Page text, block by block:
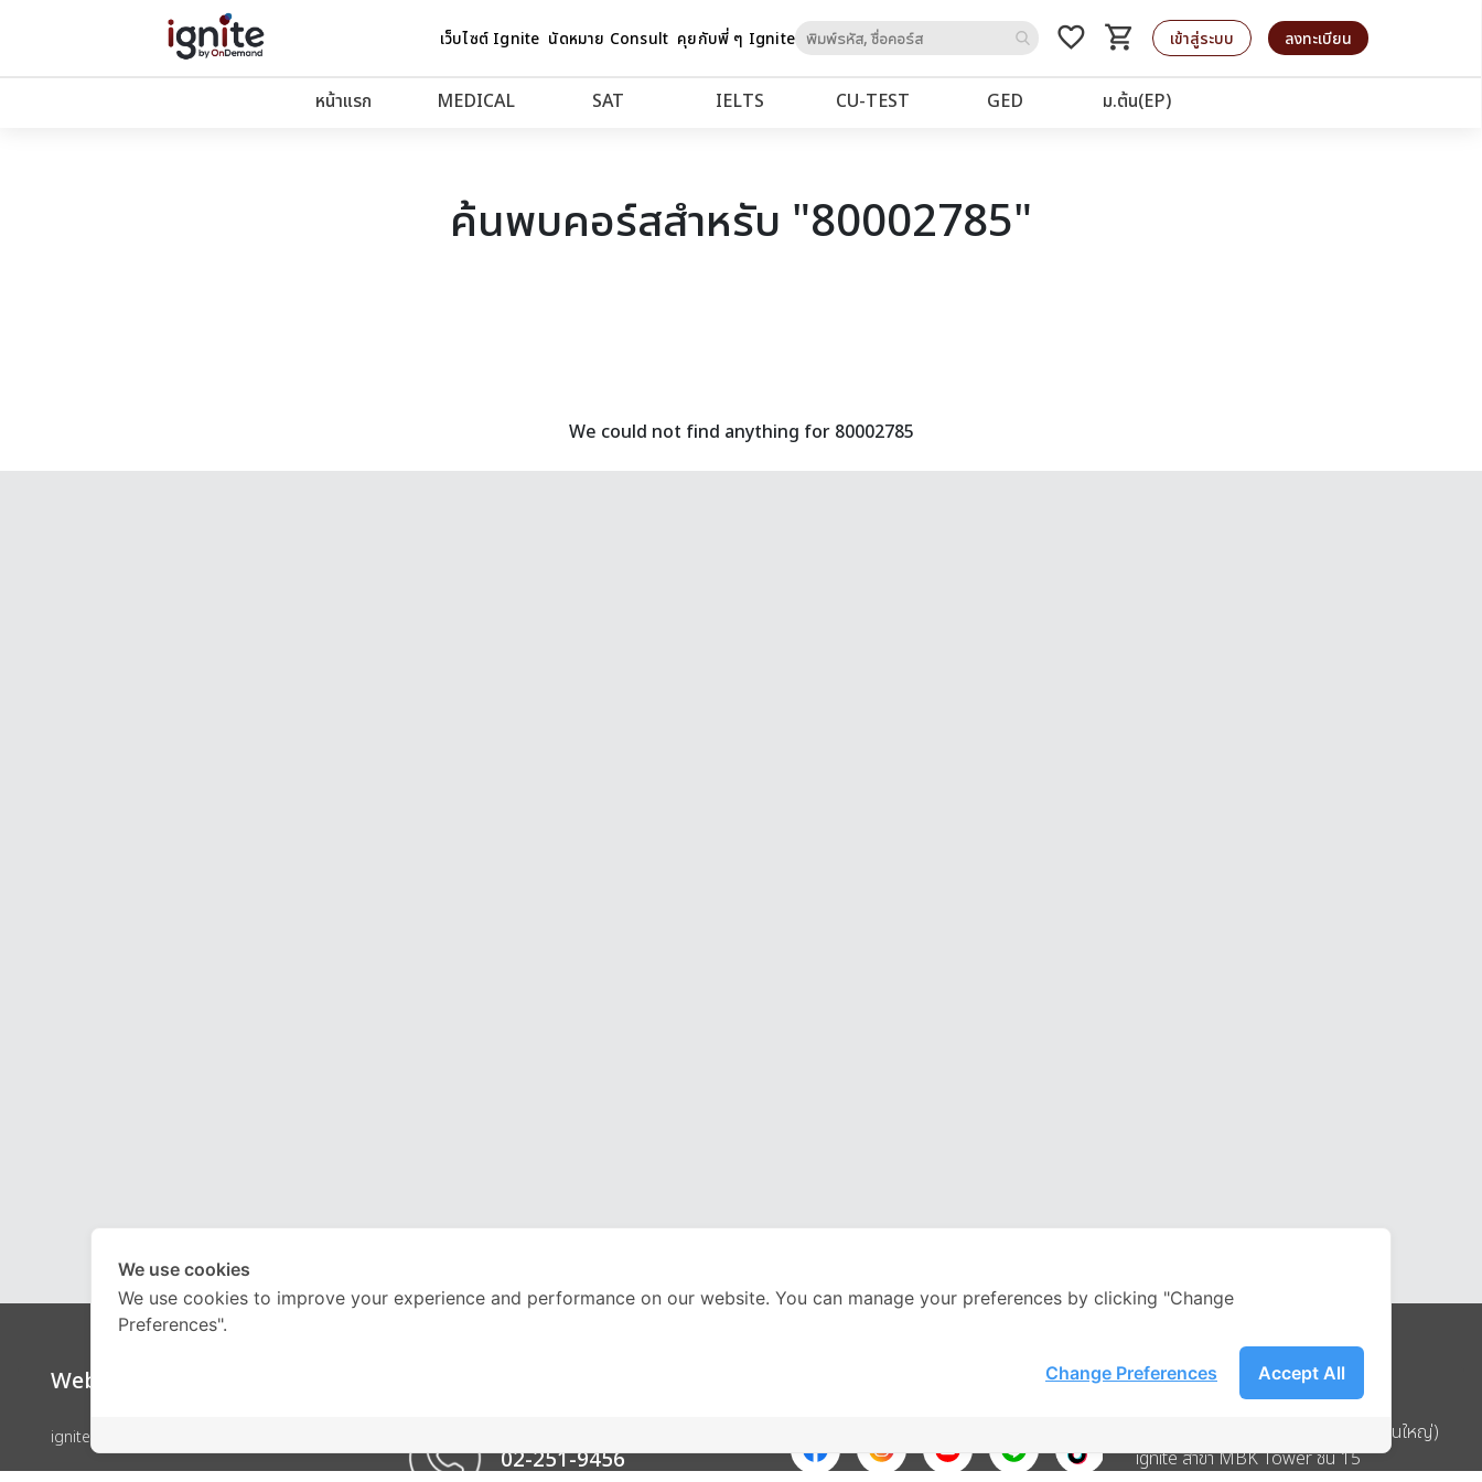
เว็บไซต์ Ignite นัดหมาย Consult คุยกับพี่ ๆ Igniteto
favorite_border shopping_cart
รถเข็น เข้าสู่ระบบ ลงทะเบียน
หน้าแรก MEDICAL SAT IELTS CU‑TEST GED ม.ต้น(EP)
ค้นพบคอร์สสำหรับ "80002785"
We could not find anything for 80002785
Website
ignite by OnDemand
02-251-9456
Address
บริษัท อิกไนท์ เอ สตาร์ จำกัด (สำนักงานใหญ่)
ignite สาขา MBK Tower ชั้น 15
We use cookies
We use cookies to improve your experience and performance on our website. You can manage your preferences by clicking "Change
Preferences".
Accept All
Change Preferences